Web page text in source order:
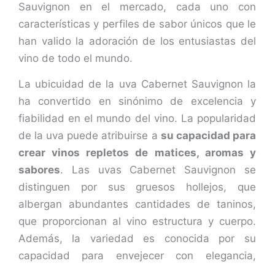
Sauvignon en el mercado, cada uno con
características y perfiles de sabor únicos que le
han valido la adoración de los entusiastas del
vino de todo el mundo.
La ubicuidad de la uva Cabernet Sauvignon la
ha convertido en sinónimo de excelencia y
fiabilidad en el mundo del vino. La popularidad
de la uva puede atribuirse a su capacidad para
crear vinos repletos de matices, aromas y
sabores. Las uvas Cabernet Sauvignon se
distinguen por sus gruesos hollejos, que
albergan abundantes cantidades de taninos,
que proporcionan al vino estructura y cuerpo.
Además, la variedad es conocida por su
capacidad para envejecer con elegancia,